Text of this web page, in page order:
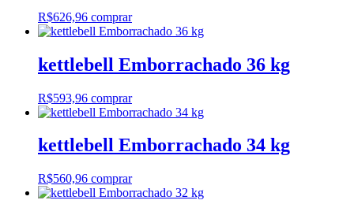
R$626,96 comprar
kettlebell Emborrachado 36 kg
R$593,96 comprar
kettlebell Emborrachado 34 kg
R$560,96 comprar